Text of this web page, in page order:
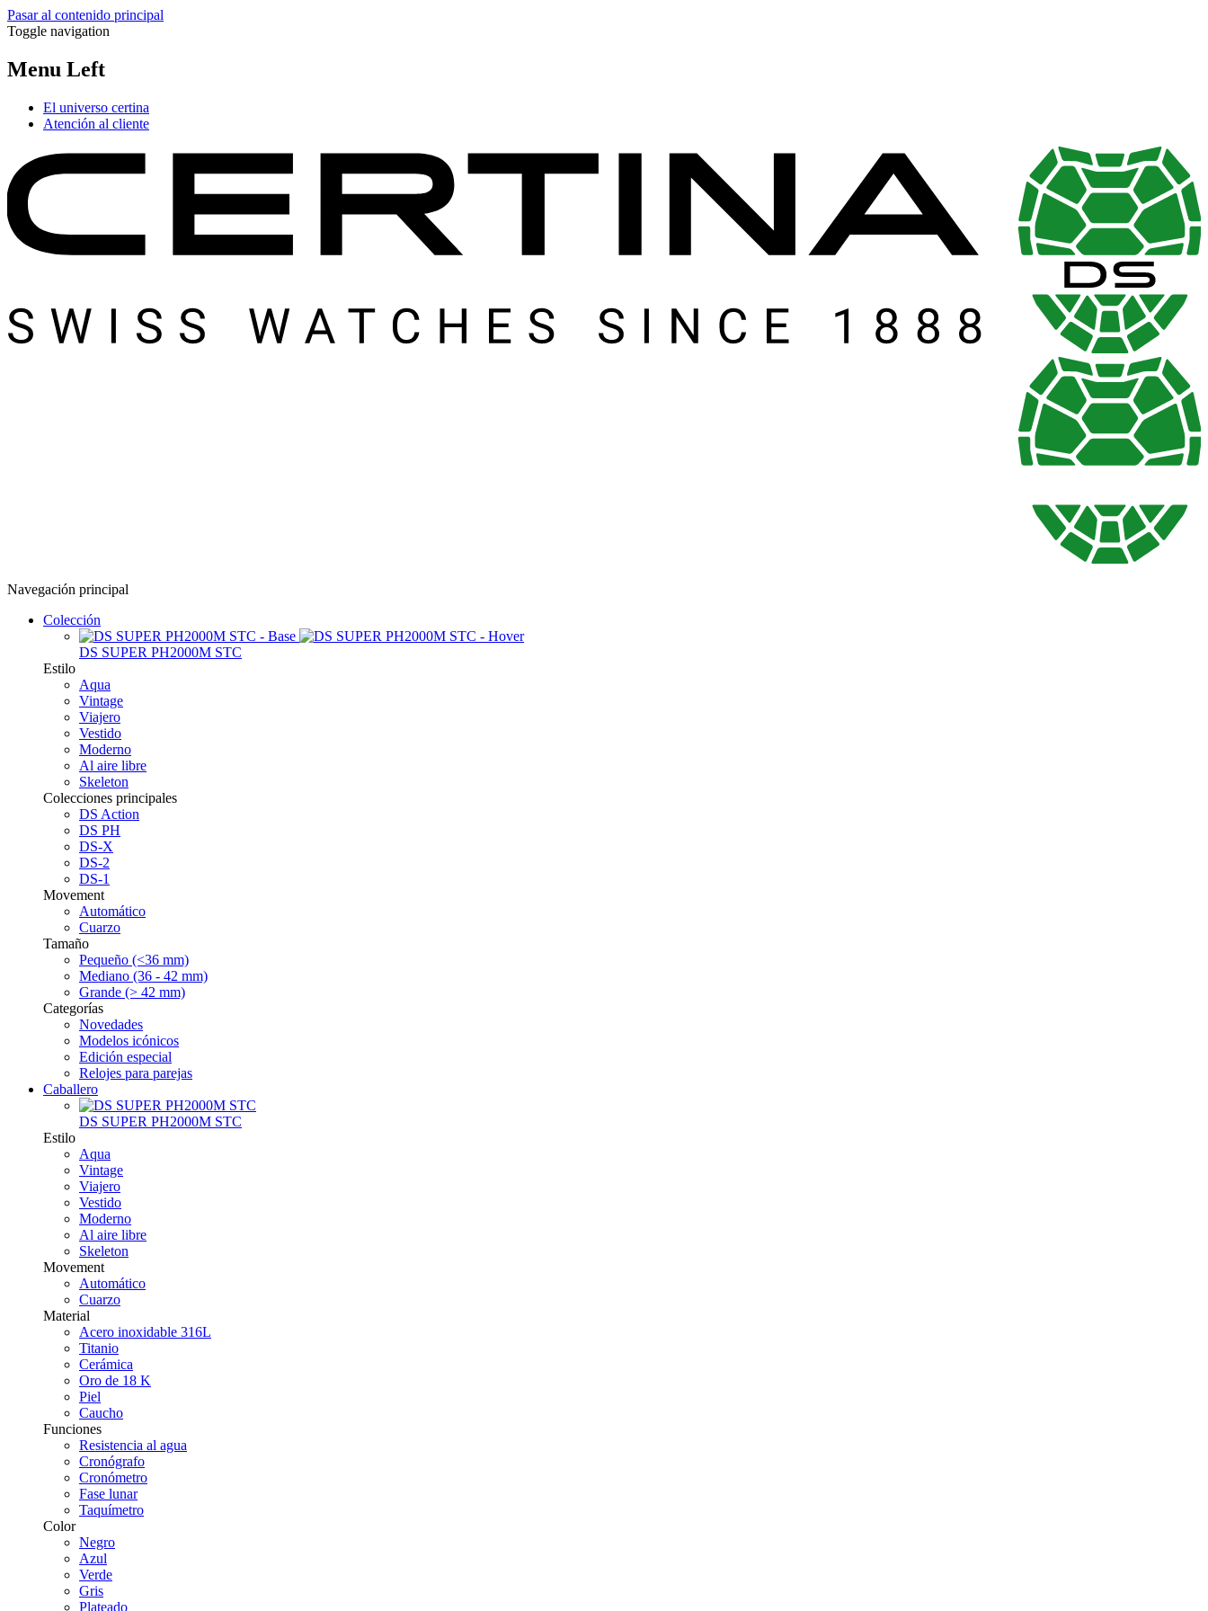
Pasar al contenido principal
Toggle navigation
Menu Left
El universo certina
Atención al cliente
Navegación principal
Colección
DS SUPER PH2000M STC
Estilo
Aqua
Vintage
Viajero
Vestido
Moderno
Al aire libre
Skeleton
Colecciones principales
DS Action
DS PH
DS-X
DS-2
DS-1
Movement
Automático
Cuarzo
Tamaño
Pequeño (<36 mm)
Mediano (36 - 42 mm)
Grande (> 42 mm)
Categorías
Novedades
Modelos icónicos
Edición especial
Relojes para parejas
Caballero
DS SUPER PH2000M STC
Estilo
Aqua
Vintage
Viajero
Vestido
Moderno
Al aire libre
Skeleton
Movement
Automático
Cuarzo
Material
Acero inoxidable 316L
Titanio
Cerámica
Oro de 18 K
Piel
Caucho
Funciones
Resistencia al agua
Cronógrafo
Cronómetro
Fase lunar
Taquímetro
Color
Negro
Azul
Verde
Gris
Plateado